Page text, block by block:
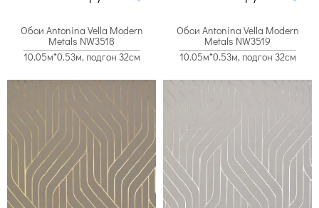
Обои Antonina Vella Modern
Metals NW3518
10.05м*0.53м, подгон 32см
Обои Antonina Vella Modern
Metals NW3519
10.05м*0.53м, подгон 32см